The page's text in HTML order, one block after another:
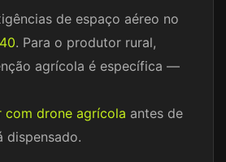
de espaço aéreo no
. Para o produtor rural,
agrícola é específica —
com drone agrícola antes de
dispensado.